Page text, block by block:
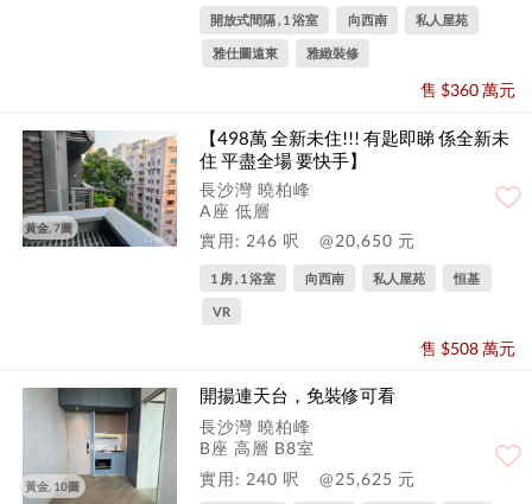
開放式間隔 , 1 浴室 向西南 私人屋苑
雅仕圖遠東 雅緻裝修
售 $360 萬元
黃金, 7圖
【498萬 全新未住!!! 有匙即睇 係全新未
住 平盡全場 要快手】
長沙灣 曉柏峰
A座 低層
實用: 246 呎
@20,650 元
1 房 , 1 浴室 向西南 私人屋苑 恒基
VR
售 $508 萬元
黃金, 10圖
開揚連天台，免裝修可看
長沙灣 曉柏峰
B座 高層 B8室
實用: 240 呎
@25,625 元